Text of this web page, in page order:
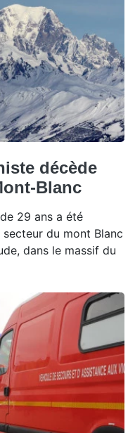
décède
Blanc
29 ans a été
du mont Blanc
dans le massif du